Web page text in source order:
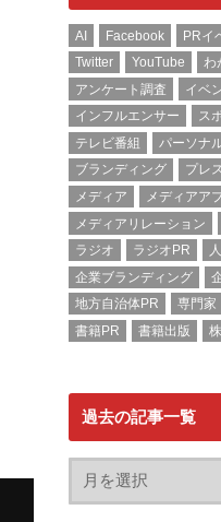
AI Facebook PRイ
Twitter
YouTube
わ
アンケート調査
イベ
インフルエンサー
ス
テレビ番組
パーソナ
ブランディング
プレ
メディア
メディアア
メディアリレーション
ラジオ
ラジオPR
企業ブランディング
地方自治体PR
専門家
書籍PR
書籍出版
過去の記事一覧